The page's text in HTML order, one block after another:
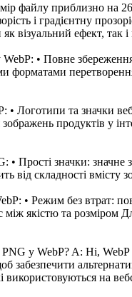
файлу приблизно на
і градієнтну
візуальний ефект, так
• Повне
форматами
• Логотипи та значки
продуктів у
• Прості значки:
від складності
• Режим без втрат:
якістю та розміром
PNG у WebP? A: Ні,
забезпечити
на